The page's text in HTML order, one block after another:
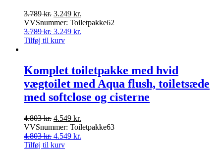
3.789kr. Den
oprindelige
pris
var:
3.249 kr.
aktuelle
VVSnummer: Toiletpakke62
3.789kr. Den
oprindelige
3.789 kr..
3.249 kr.
3.249 kr..
Tilføj til kurv
Komplet toiletpakke med hvid
vægtoilet med Aqua flush, toiletsæde
med softclose og cisterne
4.803kr. Den
oprindelige
pris
var:
4.549 kr.
aktuelle
VVSnummer: Toiletpakke63
4.803kr. Den
oprindelige
4.549 kr.
Tilføj til kurv